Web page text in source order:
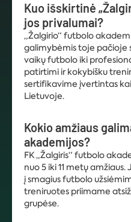
Kuo išskirtinė
jos privalumai?
„Žalgirio“ futbolo
galimybėmis toje pačioje
vaikų futbolo iki
patirtimi ir kokybišku
sertifikavime įvertintas
Lietuvoje.
Kokio amžiaus
akademijos?
FK „Žalgiris“ futbolo
nuo 5 iki 11 metų
į smagius futbolo
treniruotes priimame
grupėse.